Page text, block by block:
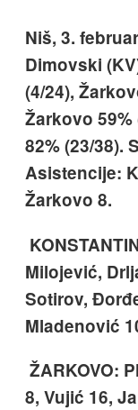
Niš, 3.
Dimovski
(4/24),
Žarkovo
82% (23/38).
Asistencije:
Žarkovo 8.
Milojević,
Sotirov,
Mladenović
ŽARKOVO:
8, Vujić 16,